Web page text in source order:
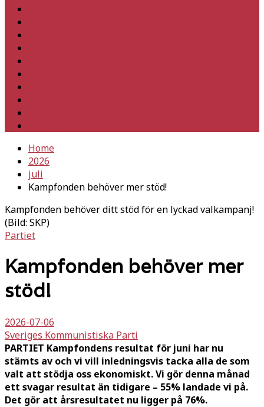
Home
2026
juli
Kampfonden behöver mer stöd!
Kampfonden behöver ditt stöd för en lyckad valkampanj!
(Bild: SKP)
Partiet
Kampfonden behöver mer
stöd!
2026-07-06
Sveriges Kommunistiska Parti
PARTIET Kampfondens resultat för juni har nu
stämts av och vi vill inledningsvis tacka alla de som
valt att stödja oss ekonomiskt. Vi gör denna månad
ett svagar resultat än tidigare – 55% landade vi på.
Det gör att årsresultatet nu ligger på 76%.